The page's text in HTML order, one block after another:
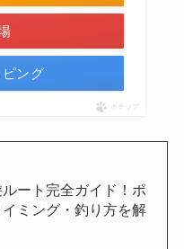
ング
ポチップ
ート完全ガイド！ポ
ミング・釣り方を解